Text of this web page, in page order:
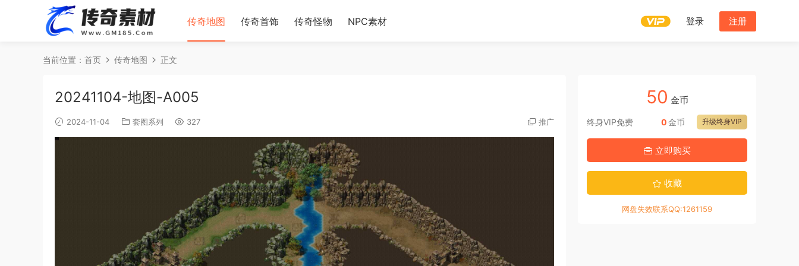
传奇地图 传奇首饰 传奇怪物 NPC素材 登录 注册
当前位置： 首页 传奇地图 正文
20241104-地图-A005
2024-11-04 套图系列 327 推广
50 金币
终身VIP免费 升级终身VIP
0金币
立即购买
收藏
网盘失效联系QQ:1261159